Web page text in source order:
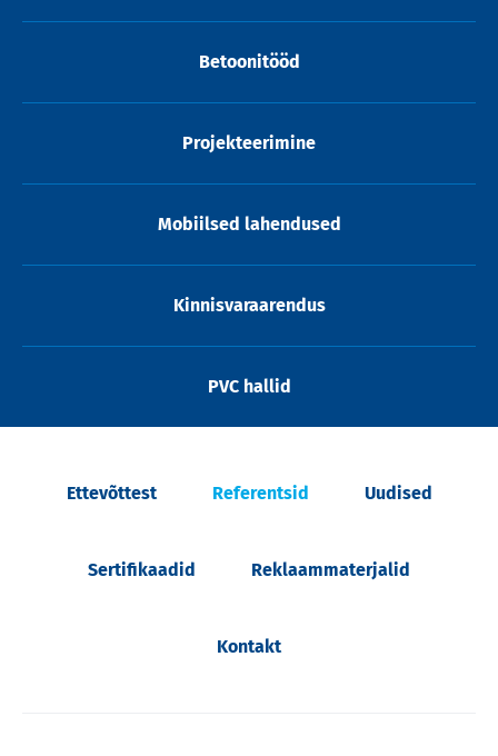
Betoonitööd
Projekteerimine
Mobiilsed lahendused
Kinnisvaraarendus
PVC hallid
Ettevõttest Referentsid Uudised
Sertifikaadid Reklaammaterjalid
Kontakt